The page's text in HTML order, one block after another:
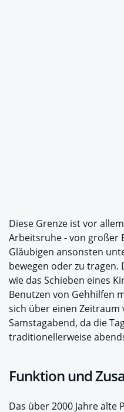
Diese Grenze ist vor
Arbeitsruhe - von großer
Gläubigen ansonsten
bewegen oder zu tragen.
wie das Schieben eines
Benutzen von Gehhilfen
sich über einen Zeitraum
Samstagabend, da die
traditionellerweise
Funktion und
Das über 2000 Jahre